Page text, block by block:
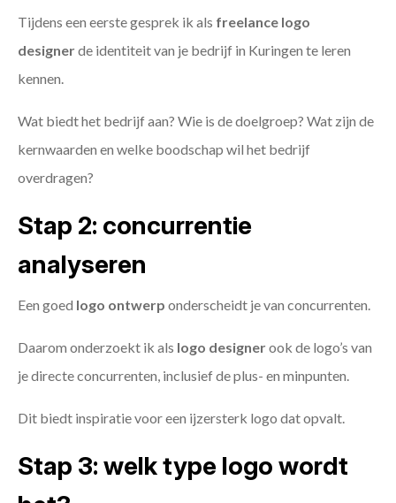
Tijdens een eerste gesprek ik als freelance logo
designerde identiteit van je bedrijf in Kuringen te leren
kennen.
Wat biedt het bedrijf aan? Wie is de doelgroep? Wat zijn de
kernwaarden en welke boodschap wil het bedrijf
overdragen?
Stap 2: concurrentie
analyseren
Een goed logo ontwerp onderscheidt je van concurrenten.
Daarom onderzoekt ik als logo designerook de logo’s van
je directe concurrenten, inclusief de plus- en minpunten.
Dit biedt inspiratie voor een ijzersterk logo dat opvalt.
Stap 3: welk type logo wordt